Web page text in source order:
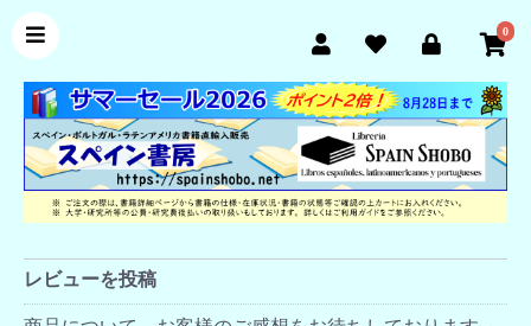
0
レビューを投稿